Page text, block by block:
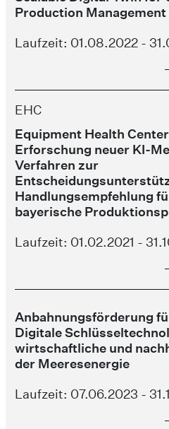
Production
Laufzeit: 01.08.2022 -
EHC
Equipment Health
Erforschung neuer KI-
Verfahren zur
Handlungsempfehlung
bayerische
Laufzeit: 01.02.2021 -
Anbahnungsförderung
Digitale
wirtschaftliche und
der Meeresenergie
Laufzeit: 07.06.2023 -